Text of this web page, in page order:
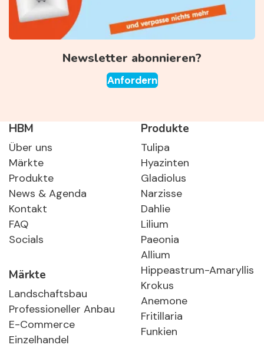
Newsletter abonnieren?
Anfordern
HBM
Über uns
Märkte
Produkte
News & Agenda
Kontakt
FAQ
Socials
Märkte
Landschaftsbau
Professioneller Anbau
E-Commerce
Einzelhandel
Produkte
Tulipa
Hyazinten
Gladiolus
Narzisse
Dahlie
Lilium
Paeonia
Allium
Hippeastrum-Amaryllis
Krokus
Anemone
Fritillaria
Funkien